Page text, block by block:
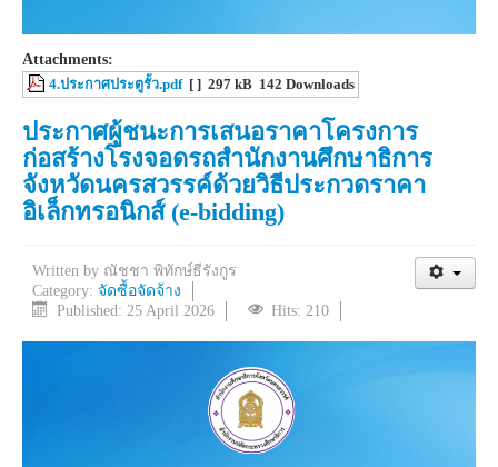
Attachments:
4.ประกาศประตูรั้ว.pdf [ ] 297 kB 142 Downloads
ประกาศผู้ชนะการเสนอราคาโครงการ
ก่อสร้างโรงจอดรถสำนักงานศึกษาธิการ
จังหวัดนครสวรรค์ด้วยวิธีประกวดราคา
อิเล็กทรอนิกส์ (e-bidding)
Written by ณัชชา พิทักษ์ธีรังกูร
Category: จัดซื้อจัดจ้าง
Published: 25 April 2026
Hits: 210